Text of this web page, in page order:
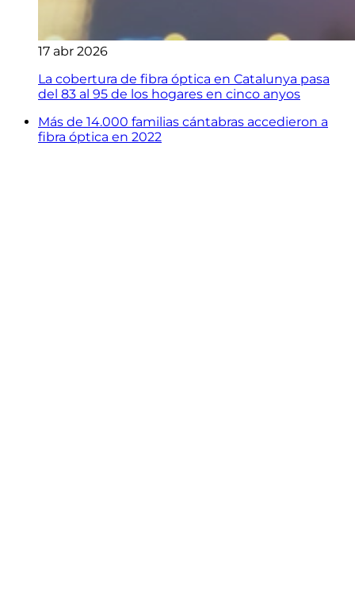
17 abr 2026
La cobertura de fibra óptica en Catalunya pasa
del 83 al 95 de los hogares en cinco anyos
Más de 14.000 familias cántabras accedieron a
fibra óptica en 2022